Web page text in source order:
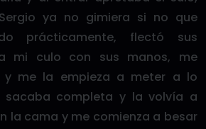
ya no gimiera si no que
prácticamente, flectó sus
mi culo con sus manos, me
y me la empieza a meter a lo
completa y la volvía a
la cama y me comienza a besar